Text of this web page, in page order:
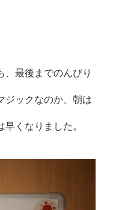
、最後までのんびり
ジックなのか、朝は
くなりました。